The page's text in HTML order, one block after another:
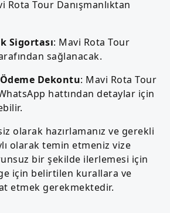
Rota Tour Danışmanlıktan
Sigortası: Mavi Rota Tour
sağlanacak.
Dekontu: Mavi Rota Tour
WhatsApp hattından detaylar için
olarak hazırlamanız ve gerekli
olarak temin etmeniz vize
bir şekilde ilerlemesi için
için belirtilen kurallara ve
etmek gerekmektedir.